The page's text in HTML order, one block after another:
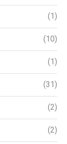
(1)
(10)
(1)
(31)
(2)
(2)